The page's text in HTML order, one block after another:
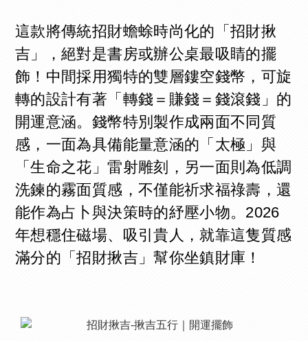
這款將傳統招財蟾蜍時尚化的「招財揪
吉」，絕對是書房或辦公桌最吸睛的擺
飾！中間採用獨特的雙層鏤空錢幣，可旋
轉的設計有著「轉錢＝賺錢＝錢滾錢」的
開運意涵。錢幣特別製作成兩面不同質
感，一面為具備能量意涵的「太極」與
「生命之花」雷射雕刻，另一面則為低調
洗鍊的霧面質感，不僅能祈求福祿壽，還
能作為占卜與決策時的紓壓小物。2026
年想穩住磁場、吸引貴人，就靠這隻質感
滿分的「招財揪吉」幫你坐鎮財庫！